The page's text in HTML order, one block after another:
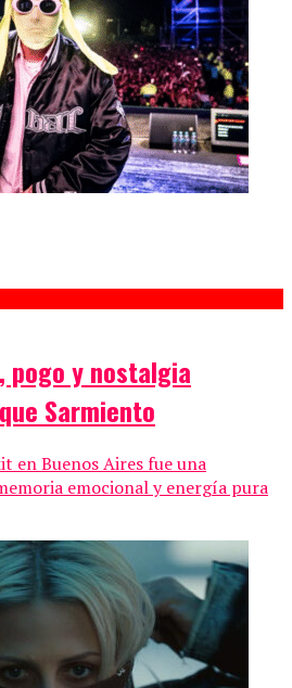
pogo y nostalgia
Sarmiento
en Buenos Aires fue una
emocional y energía pura